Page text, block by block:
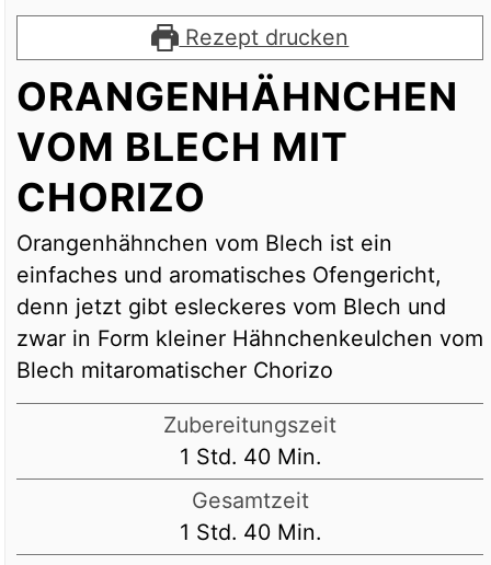
Rezept drucken
ORANGENHÄHNCHEN
VOM BLECH MIT
CHORIZO
Orangenhähnchen vom Blech ist ein
einfaches und aromatisches Ofengericht,
denn jetzt gibt esleckeres vom Blech und
zwar in Form kleiner Hähnchenkeulchen vom
Blech mitaromatischer Chorizo
Zubereitungszeit
1 Stunde
Std. 40Minuten
Min.
Gesamtzeit
1 Stunde
Std. 40Minuten
Min.